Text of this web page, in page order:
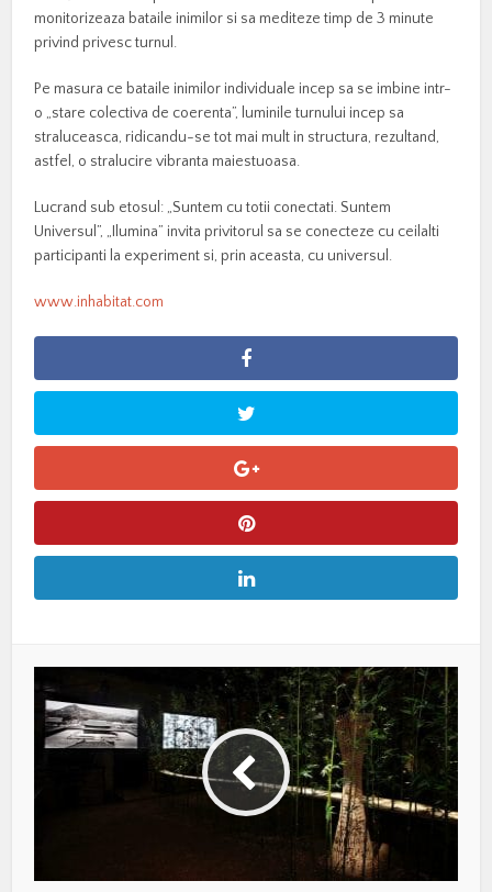
monitorizeaza bataile inimilor si sa mediteze timp de 3 minute
privind privesc turnul.
Pe masura ce bataile inimilor individuale incep sa se imbine intr-
o „stare colectiva de coerenta”, luminile turnului incep sa
straluceasca, ridicandu-se tot mai mult in structura, rezultand,
astfel, o stralucire vibranta maiestuoasa.
Lucrand sub etosul: „Suntem cu totii conectati. Suntem
Universul”, „Ilumina” invita privitorul sa se conecteze cu ceilalti
participanti la experiment si, prin aceasta, cu universul.
www.inhabitat.com